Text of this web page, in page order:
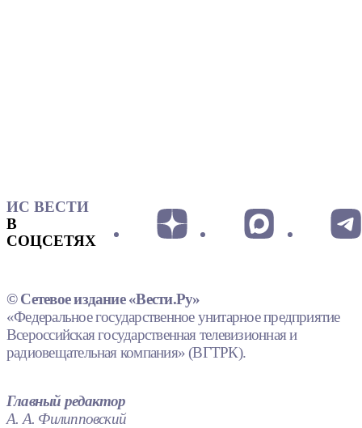
ИС ВЕСТИ
В
СОЦСЕТЯХ
© Сетевое издание «Вести.Ру»
«Федеральное государственное унитарное предприятие
Всероссийская государственная телевизионная и
радиовещательная компания» (ВГТРК).
Главный редактор
А. А. Филипповский